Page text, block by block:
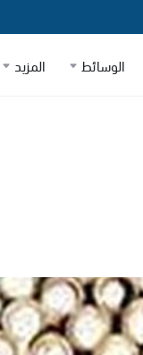
الوسائط المزيد